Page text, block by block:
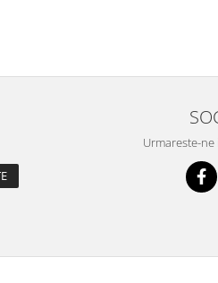
Urmareste-